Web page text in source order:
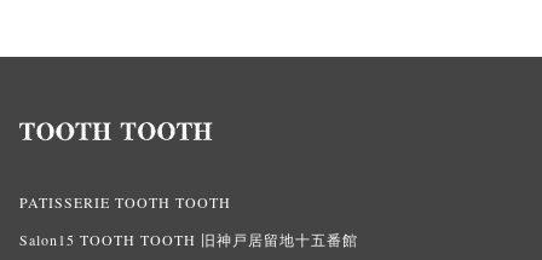
PATISSERIE TOOTH TOOTH
Salon15 TOOTH TOOTH 旧神戸居留地十五番館